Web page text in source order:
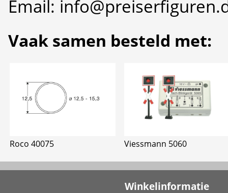
Email:
Vaak samen besteld met:
Roco 40075 Viessmann 5060
Winkelinformatie